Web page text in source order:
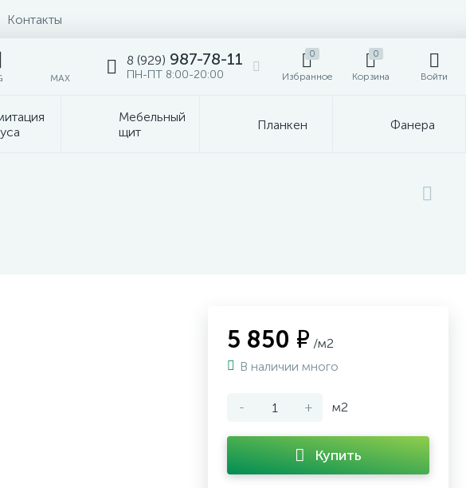
Контакты
MAX
8 (929) 987-78-11
ПН-ПТ 8:00-20:00
0
Избранное
0
Корзина Войти
Мебельный
щит
Планкен Фанера
5 850 ₽ /м2
В наличии много
- + м2
Купить